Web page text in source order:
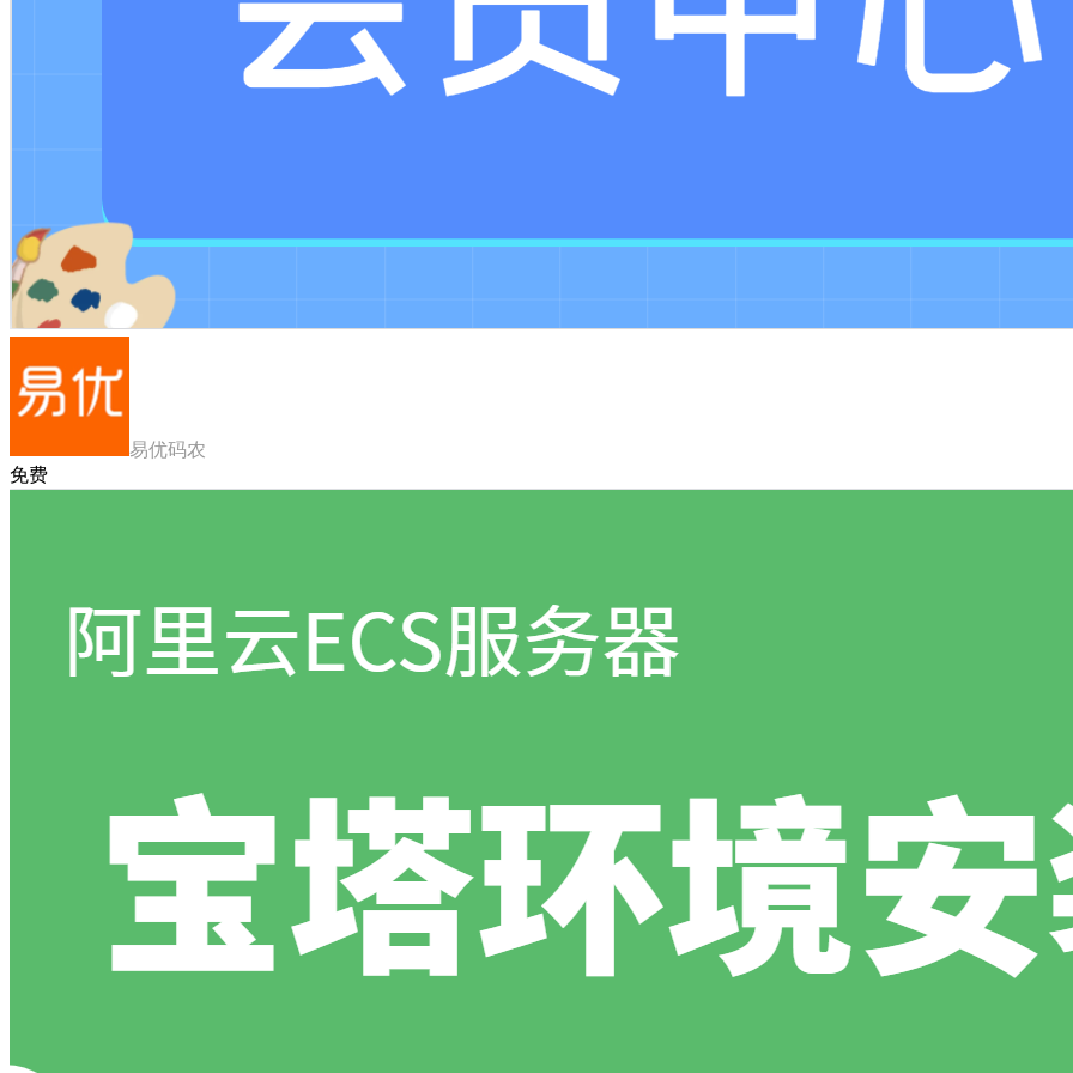
易优码农
免费